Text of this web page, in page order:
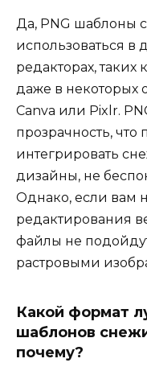
Да, PNG шаблоны
использоваться в
редакторах, таких
даже в некоторых
Canva или Pixlr.
прозрачность, что
интегрировать
дизайны, не
Однако, если вам
редактирования
файлы не
растровыми
Какой формат
шаблонов
почему?